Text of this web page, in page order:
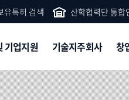
유특허 검색 산학협력단 통
NTIS
기업지원
특허 현황
기술지주회사
기술지주회사 개요
창